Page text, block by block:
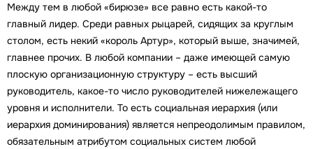
Между тем в любой «бирюзе» все равно есть какой-то
главный лидер. Среди равных рыцарей, сидящих за круглым
столом, есть некий «король Артур», который выше, значимей,
главнее прочих. В любой компании – даже имеющей самую
плоскую организационную структуру – есть высший
руководитель, какое-то число руководителей нижележащего
уровня и исполнители. То есть социальная иерархия (или
иерархия доминирования) является непреодолимым правилом,
обязательным атрибутом социальных систем любой